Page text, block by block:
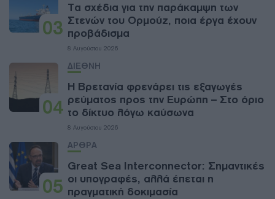
03
Τα σχέδια για την παράκαμψη των
Στενών του Ορμούζ, ποια έργα έχουν
προβάδισμα
8 Αυγούστου 2026
04
ΔΙΕΘΝΗ
Η Βρετανία φρενάρει τις εξαγωγές
ρεύματος προς την Ευρώπη – Στο όριο
το δίκτυο λόγω καύσωνα
8 Αυγούστου 2026
05
ΑΡΘΡΑ
Great Sea Interconnector: Σημαντικές
οι υπογραφές, αλλά έπεται η
πραγματική δοκιμασία